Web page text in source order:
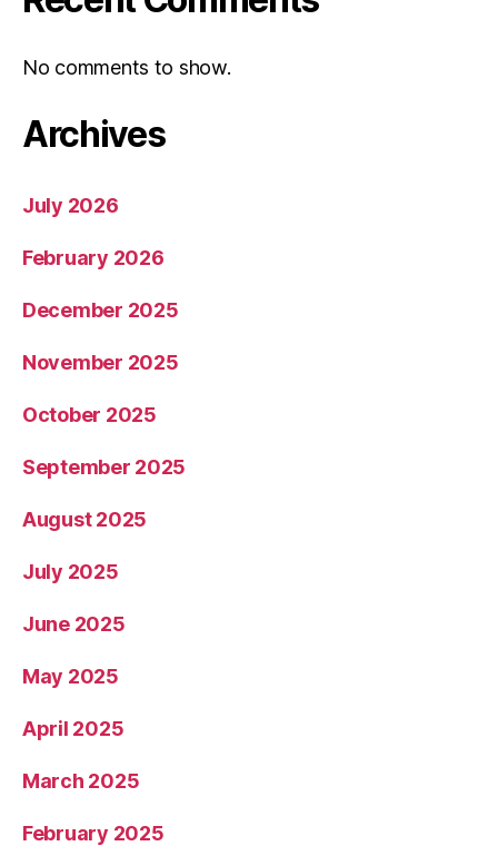
No comments to show.
Archives
July 2026
February 2026
December 2025
November 2025
October 2025
September 2025
August 2025
July 2025
June 2025
May 2025
April 2025
March 2025
February 2025